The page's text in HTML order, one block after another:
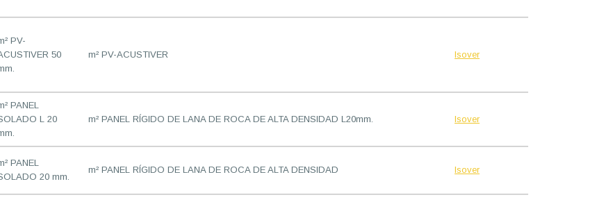
PV-
50
m² PV-ACUSTIVER Isover
PANEL
L 20
m² PANEL RÍGIDO DE LANA DE ROCA DE ALTA DENSIDAD L20mm. Isover
PANEL
20 mm.
m² PANEL RÍGIDO DE LANA DE ROCA DE ALTA DENSIDAD Isover